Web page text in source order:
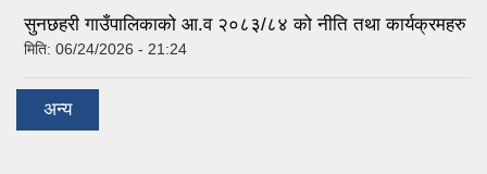
सुनछहरी गाउँपालिकाको आ.व २०८३/८४ को नीति तथा कार्यक्रमहरु
मिति: 06/24/2026 - 21:24
अन्य